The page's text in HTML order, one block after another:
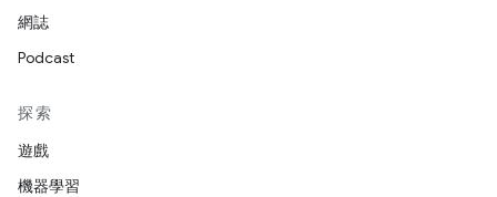
網誌
Podcast
探索
遊戲
機器學習